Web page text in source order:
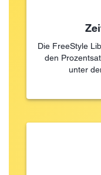
Die FreeStyle
den
unter